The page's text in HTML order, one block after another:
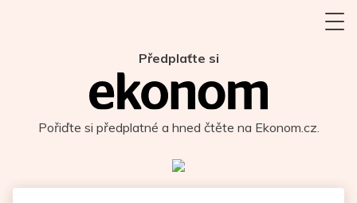
Předplaťte si
Pořiďte si předplatné a hned čtěte na Ekonom.cz.